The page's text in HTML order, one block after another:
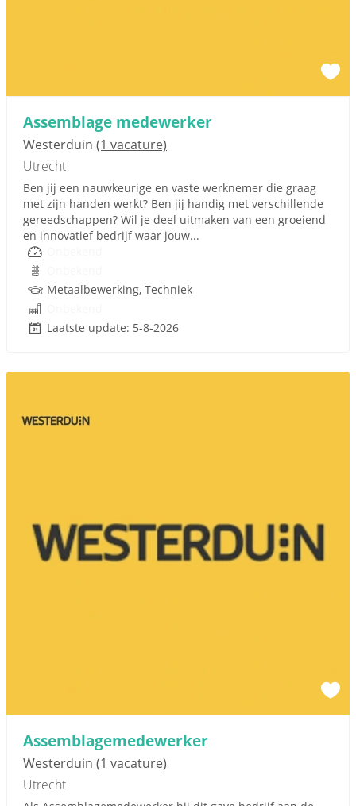
Assemblage medewerker
Westerduin (1 vacature)
Utrecht
Ben jij een nauwkeurige en vaste werknemer die graag
met zijn handen werkt? Ben jij handig met verschillende
gereedschappen? Wil je deel uitmaken van een groeiend
en innovatief bedrijf waar jouw...
Metaalbewerking, Techniek
Laatste update: 5-8-2026
Assemblagemedewerker
Westerduin (1 vacature)
Utrecht